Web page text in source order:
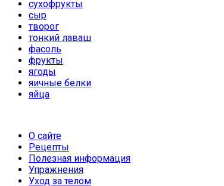
сухофрукты
сыр
творог
тонкий лаваш
фасоль
фрукты
ягоды
яичные белки
яйца
О сайте
Рецепты
Полезная информация
Упражнения
Уход за телом